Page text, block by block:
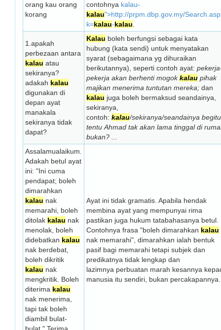
orang kau orang
korang
contohnya kalau-
kalau">http://prpm.dbp.gov.my/
k=kalau-kalau
1.apakah
perbezaan antara
kalau atau
sekiranya?
adakah kalau
digunakan di
depan ayat
manakala
sekiranya tidak
dapat?
Kalau boleh berfungsi sebagai kata
hubung (kata sendi) untuk menyatakan
syarat (sebagaimana yg dihuraikan
berikutannya), seperti contoh ayat:
pekerja akan berhenti mogokkalau pihak
majikan menerima tuntutan mereka; dan
kalau juga boleh bermaksud seandainya,
sekiranya,
contoh: kalau/sekiranya/seandainya begitu
tentu Ahmad tak akan lama tinggal di
bukan? ...
Assalamualaikum.
Adakah betul ayat
ini: "Ini cuma
pendapat; boleh
dimarahkan
kalau nak
memarahi, boleh
ditolak kalau nak
menolak, boleh
didebatkan kalau
nak berdebat,
boleh dikritik
kalau nak
mengkritik. Boleh
diterima kalau
nak menerima,
tapi tak boleh
diambil bulat-
Ayat ini tidak gramatis. Apabila hendak
membina ayat yang mempunyai rima
pastikan juga hukum tatabahasanya betul.
Contohnya frasa "boleh dimarahkan kalau
nak memarahi", dimarahkan ialah bentuk
pasif bagi memarahi tetapi subjek dan
predikatnya tidak lengkap dan
lazimnya perbuatan marah kesannya
manusia itu sendiri, bukan